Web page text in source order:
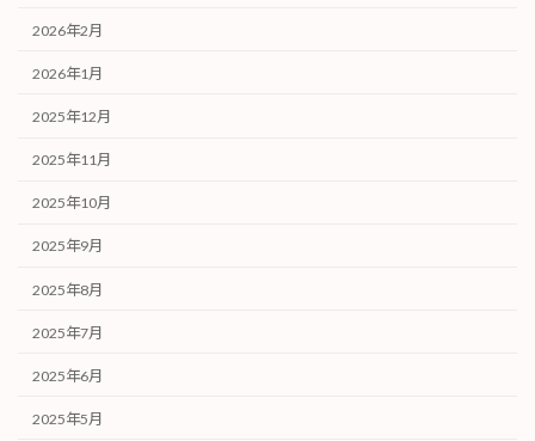
2026年2月
2026年1月
2025年12月
2025年11月
2025年10月
2025年9月
2025年8月
2025年7月
2025年6月
2025年5月